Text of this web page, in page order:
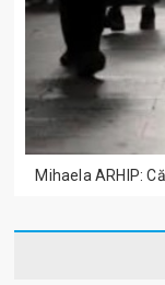
Mihaela ARHIP: